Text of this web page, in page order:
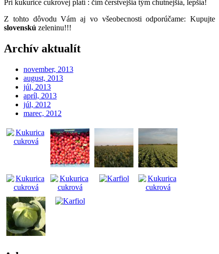
Pri kukurice cukrovej platí : čím čerstvejšia tým chutnejšia, lepšia!
Z tohto dôvodu Vám aj vo všeobecnosti odporúčame: Kupujte
slovenskú zeleninu!!!
Archív aktualít
november, 2013
august, 2013
júl, 2013
apríl, 2013
júl, 2012
marec, 2012